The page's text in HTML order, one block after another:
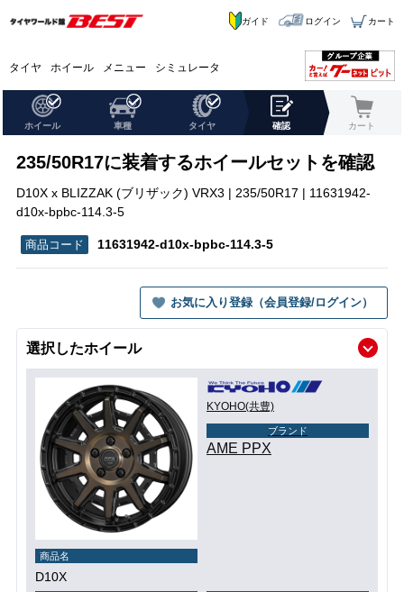
タイヤ ホイール メニュー シミュレータ
ガイド ログイン カート
ホイール 車種 タイヤ 確認 カート
235/50R17に装着するホイールセットを確認
D10X x BLIZZAK (ブリザック) VRX3 | 235/50R17 | 11631942-
d10x-bpbc-114.3-5
11631942-d10x-bpbc-114.3-5
お気に入り登録（会員登録/ログイン）
選択したホイール
KYOHO(共豊)
ブランド
AME PPX
商品名
D10X